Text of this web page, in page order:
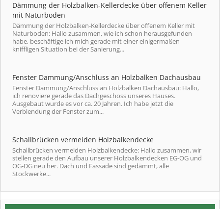
Dämmung der Holzbalken-Kellerdecke über offenem Keller
mit Naturboden
Dämmung der Holzbalken-Kellerdecke über offenem Keller mit
Naturboden: Hallo zusammen, wie ich schon herausgefunden
habe, beschäftige ich mich gerade mit einer einigermaßen
kniffligen Situation bei der Sanierung...
Fenster Dammung/Anschluss an Holzbalken Dachausbau
Fenster Dammung/Anschluss an Holzbalken Dachausbau: Hallo,
ich renoviere gerade das Dachgeschoss unseres Hauses.
Ausgebaut wurde es vor ca. 20 Jahren. Ich habe jetzt die
Verblendung der Fenster zum...
Schallbrücken vermeiden Holzbalkendecke
Schallbrücken vermeiden Holzbalkendecke: Hallo zusammen, wir
stellen gerade den Aufbau unserer Holzbalkendecken EG-OG und
OG-DG neu her. Dach und Fassade sind gedämmt, alle
Stockwerke...